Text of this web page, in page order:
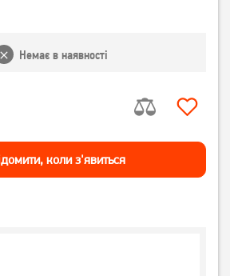
Немає в наявності
коли з'явиться